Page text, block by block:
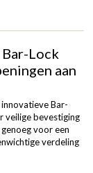
Lock
aan
Bar-
veilige bevestiging
voor een
verdeling